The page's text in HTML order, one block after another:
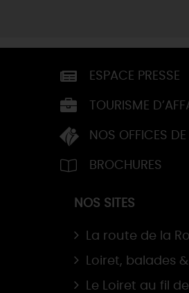
ESPACE PRESSE
TOURISME
NOS OFFICES
BROCHURES
NOS SITES
La route de la
Loiret, balades
Le Loiret au fil